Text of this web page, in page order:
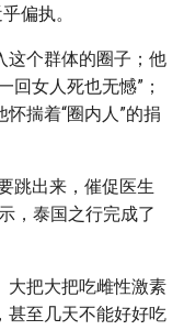
偏执。
这个群体的圈子；他
回女人死也无憾”；
揣着“圈内人”的捐
跳出来，催促医生
，泰国之行完成了
大把大把吃雌性激素
甚至几天不能好好吃